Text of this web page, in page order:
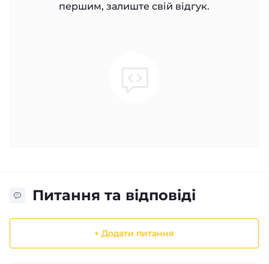
першим, залиште свій відгук.
Питання та відповіді
+ Додати питання